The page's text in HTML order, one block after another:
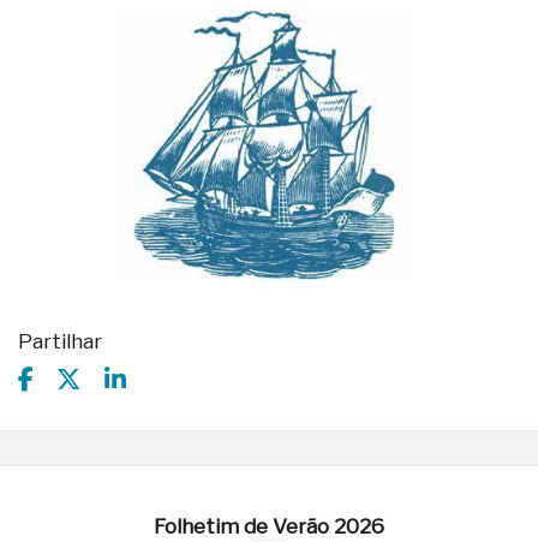
Partilhar
Folhetim de Verão 2026